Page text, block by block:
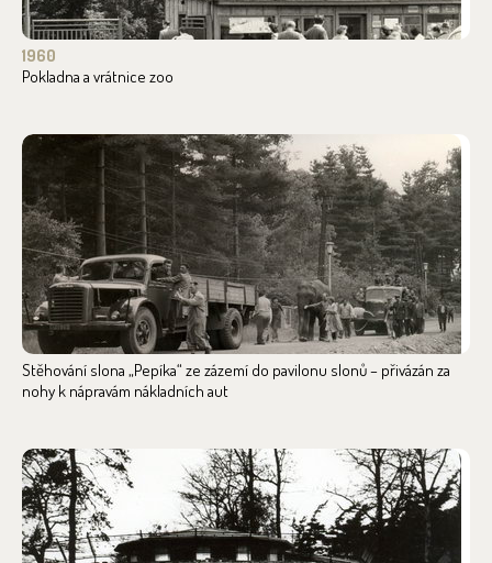
1960
Pokladna a vrátnice zoo
Stěhování slona „Pepíka“ ze zázemí do pavilonu slonů – přivázán za
nohy k nápravám nákladních aut